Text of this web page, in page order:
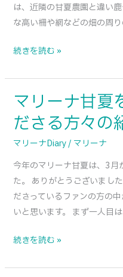
は、近隣の甘夏農園と違い
な高い柵や網などの畑の周
続きを読む »
マリーナ甘夏
ださる方々の
マリーナDiary/ マリーナ
今年のマリーナ甘夏は、3月
た。 ありがとうございまし
ださっているファンの方の
いと思います。 まず一人目
マ
リ
ー
ナ
甘
夏
を
愛
て
べ
続きを読む »